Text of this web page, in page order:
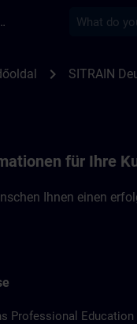
Industries
chevron_right SITRAIN
für Ihre
Ihnen einen
Professional Education